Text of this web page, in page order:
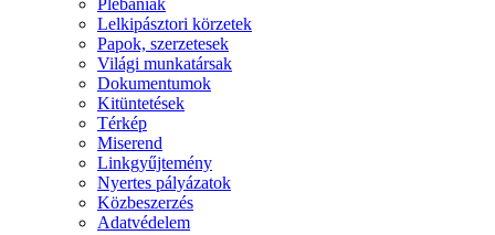
Plébániák
Lelkipásztori körzetek
Papok, szerzetesek
Világi munkatársak
Dokumentumok
Kitüntetések
Térkép
Miserend
Linkgyűjtemény
Nyertes pályázatok
Közbeszerzés
Adatvédelem